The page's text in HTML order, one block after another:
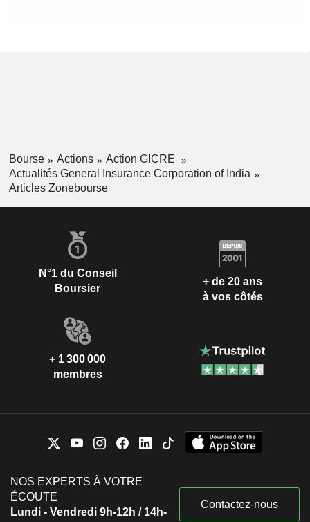
Bourse Actions
Action GICRE
Actualités General Insurance Corporation of India
Articles Zonebourse
N°1 du Conseil
Boursier
+ de 20 ans
à vos côtés
+ 1 300 000
membres
NOS EXPERTS À VOTRE
ÉCOUTE
Lundi - Vendredi 9h-12h / 14h-
Contactez-nous